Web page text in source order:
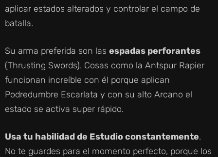
aplicar estados alterados y controlar el campo de
batalla.
Su arma preferida son las espadas perforantes
(Thrusting Swords). Cosas como la Antspur Rapier
funcionan increíble con él porque aplican
Podredumbre Escarlata y con su alto Arcano el
estado se activa super rápido.
Usa tu habilidad de Estudio constantemente.
No te guardes para el momento perfecto, porque los